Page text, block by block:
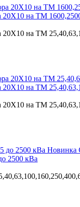
20Х10 на ТМ
на ТМ
на ТМ
на ТМ
Новинка
2500 кВа